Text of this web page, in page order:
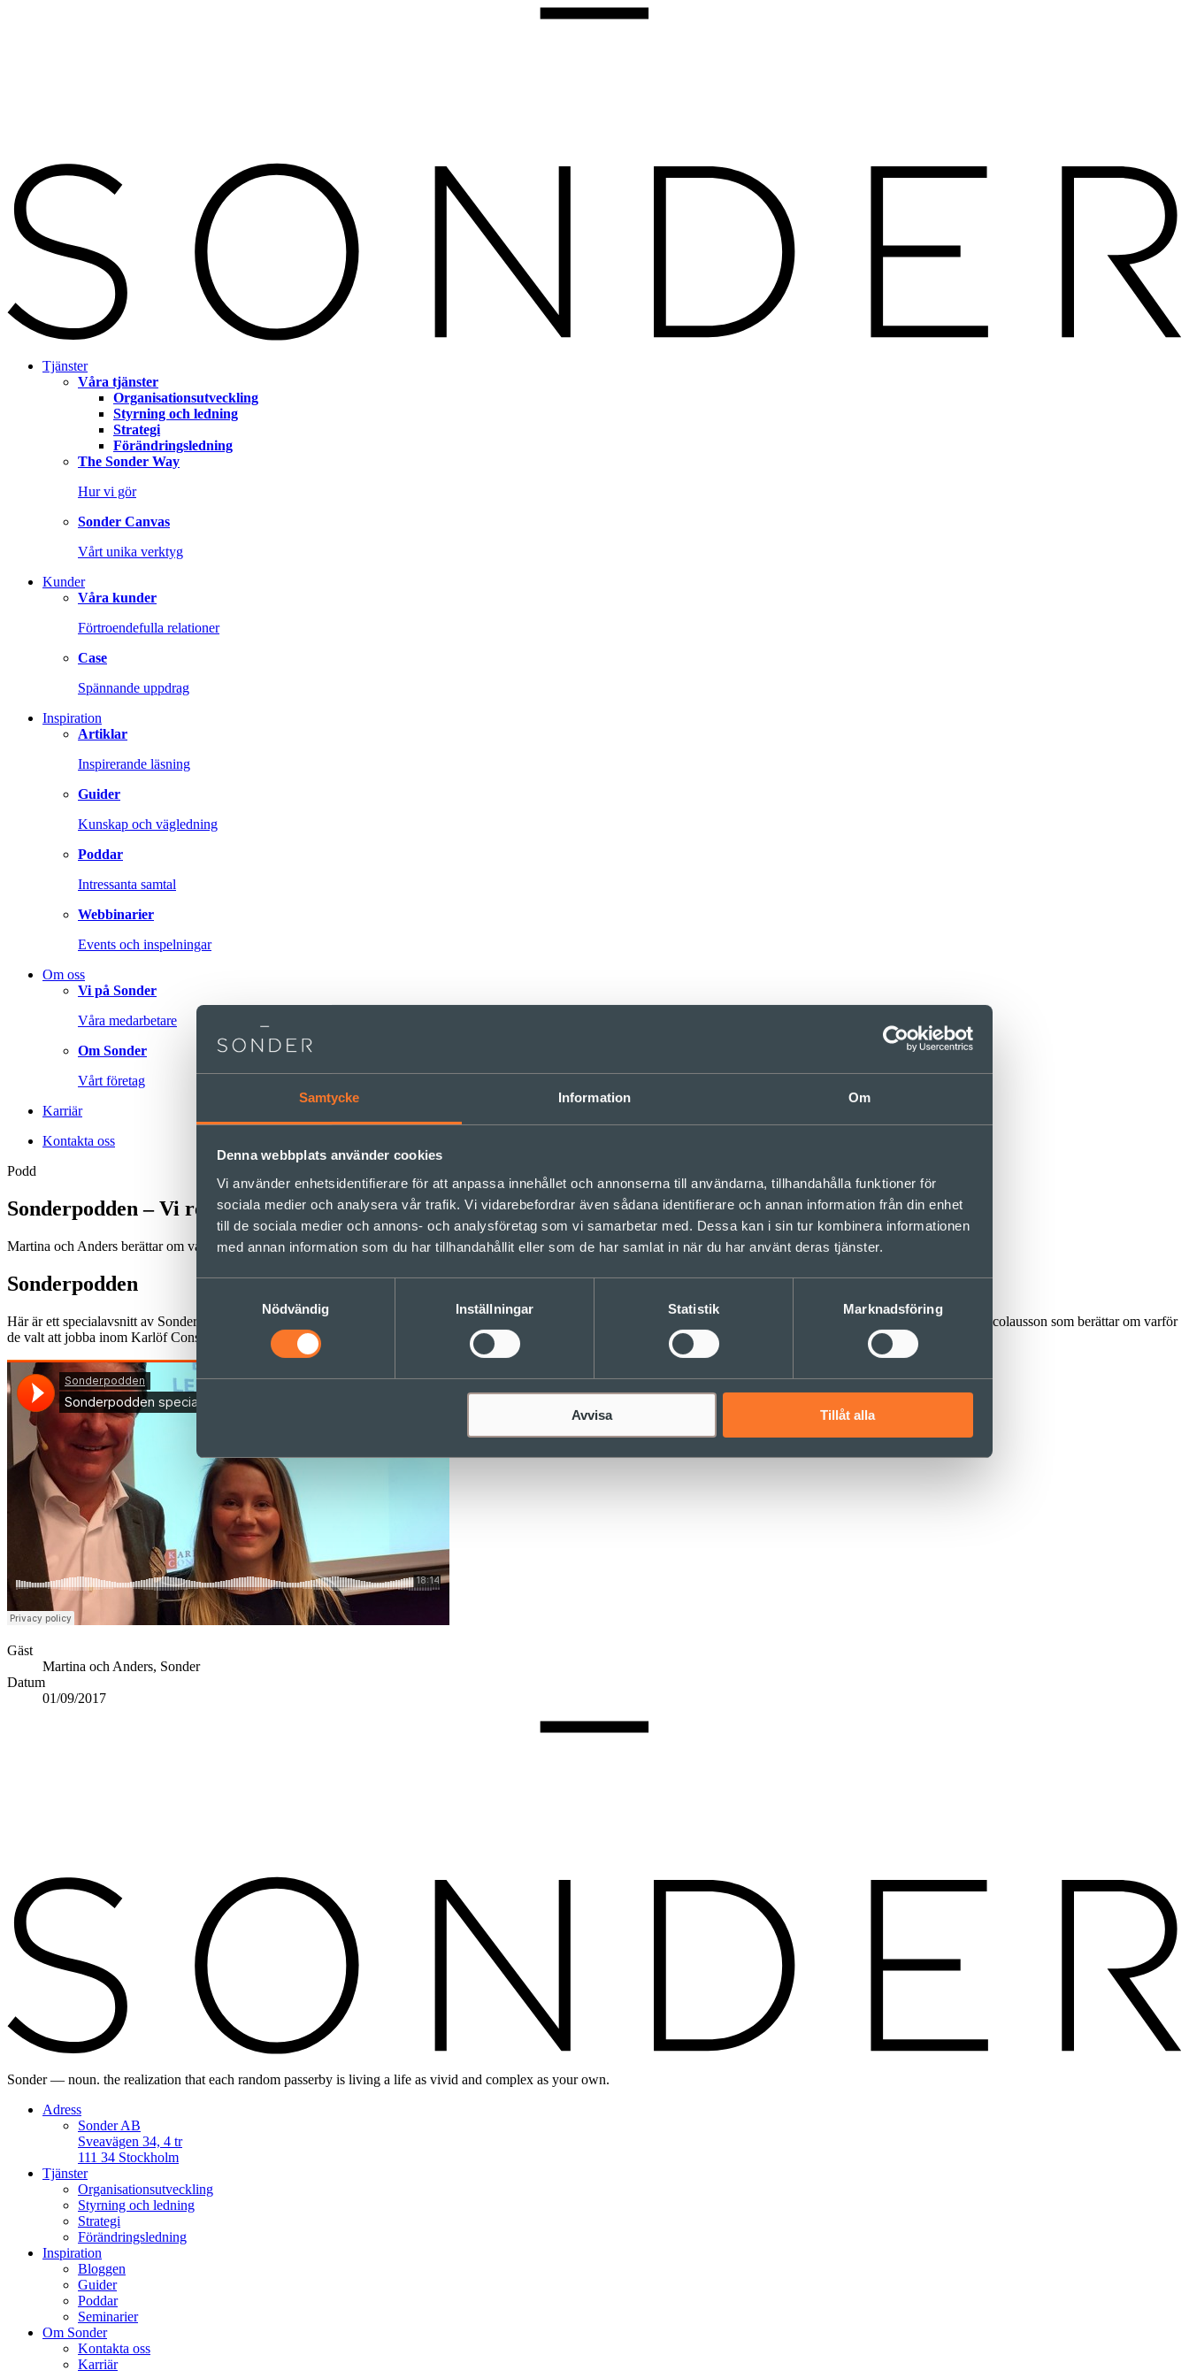
Samtycke Information Om
Denna webbplats använder cookies
Vi använder enhetsidentifierare för att anpassa innehållet och annonserna till användarna, tillhandahålla funktioner för
sociala medier och analysera vår trafik. Vi vidarebefordrar även sådana identifierare och annan information från din enhet
till de sociala medier och annons- och analysföretag som vi samarbetar med. Dessa kan i sin tur kombinera informationen
med annan information som du har tillhandahållit eller som de har samlat in när du har använt deras tjänster.
Nödvändig
Inställningar Statistik Marknadsföring
Avvisa Tillåt alla
Tjänster
Våra tjänster
Organisationsutveckling
Styrning och ledning
Strategi
Förändringsledning
The Sonder Way
Hur vi gör
Sonder Canvas
Vårt unika verktyg
Kunder
Våra kunder
Förtroendefulla relationer
Case
Spännande uppdrag
Inspiration
Artiklar
Inspirerande läsning
Guider
Kunskap och vägledning
Poddar
Intressanta samtal
Webbinarier
Events och inspelningar
Om oss
Vi på Sonder
Våra medarbetare
Om Sonder
Vårt företag
Karriär
Kontakta oss
Podd
Sonderpodden – Vi rekryterar
Martina och Anders berättar om varför de valt att jobba som konsulter på Sonder och varför de tycker att de har världens bästa jobb
Sonderpodden
Här är ett specialavsnitt av Sonders podcast (KC-podden) som vi spelat in med anledning av att vi vill bli fler konsulter. Love Lönnroth intervjuar Martina Nilsson och Anders Nicolausson som berättar om varför
de valt att jobba inom Karlöf Consulting och varför de tycker att de har världens bästa jobb
Gäst
Martina och Anders, Sonder
Datum
01/09/2017
Sonder — noun. the realization that each random passerby is living a life as vivid and complex as your own.
Adress
Sonder AB
Sveavägen 34, 4 tr
111 34 Stockholm
Tjänster
Organisationsutveckling
Styrning och ledning
Strategi
Förändringsledning
Inspiration
Bloggen
Guider
Poddar
Seminarier
Om Sonder
Kontakta oss
Karriär